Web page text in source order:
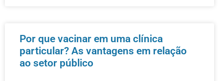
Por que vacinar em uma clínica
particular? As vantagens em relação
ao setor público